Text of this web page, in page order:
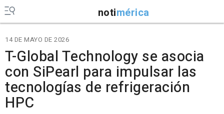
notimérica
14 DE MAYO DE 2026
T-Global Technology se asocia
con SiPearl para impulsar las
tecnologías de refrigeración
HPC